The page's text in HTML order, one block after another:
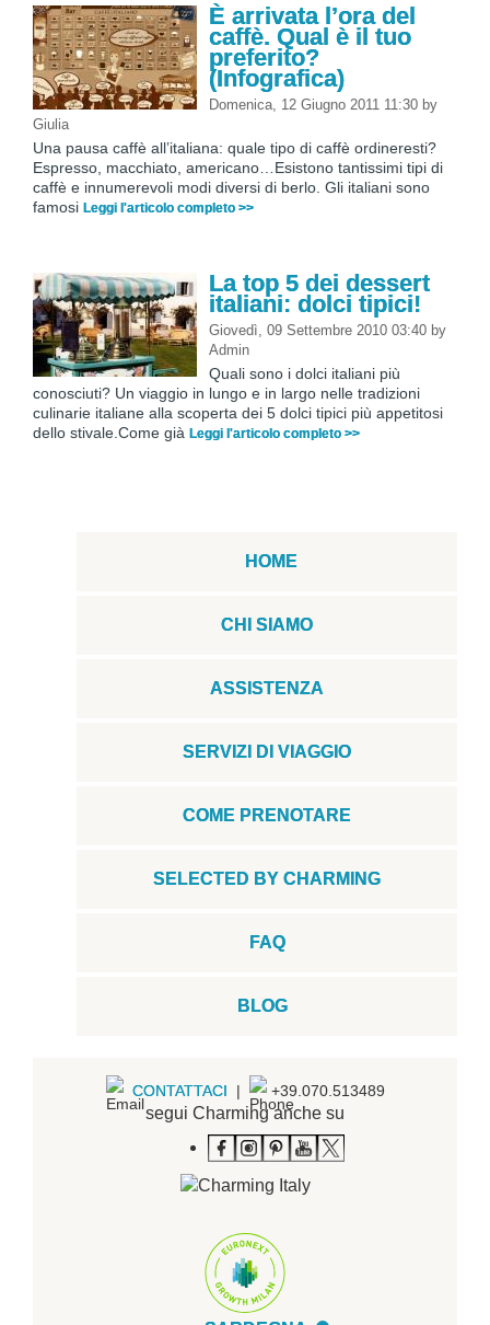
È arrivata l’ora del
caffè. Qual è il tuo
preferito?
(Infografica)
Domenica, 12 Giugno 2011 11:30 by
Giulia
Una pausa caffè all’italiana: quale tipo di caffè ordineresti?
Espresso, macchiato, americano…Esistono tantissimi tipi di
caffè e innumerevoli modi diversi di berlo. Gli italiani sono
famosi Leggi l'articolo completo >>
La top 5 dei dessert
italiani: dolci tipici!
Giovedì, 09 Settembre 2010 03:40 by
Admin
Quali sono i dolci italiani più
conosciuti? Un viaggio in lungo e in largo nelle tradizioni
culinarie italiane alla scoperta dei 5 dolci tipici più appetitosi
dello stivale.Come già Leggi l'articolo completo >>
HOME
CHI SIAMO
ASSISTENZA
SERVIZI DI VIAGGIO
COME PRENOTARE
SELECTED BY CHARMING
FAQ
BLOG
CONTATTACI | +39.070.513489
segui Charming anche su